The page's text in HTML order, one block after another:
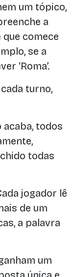
um tópico,
a
comece
se a
‘Roma’.
turno,
acaba, todos
todas
jogador lê
de um
a palavra
um